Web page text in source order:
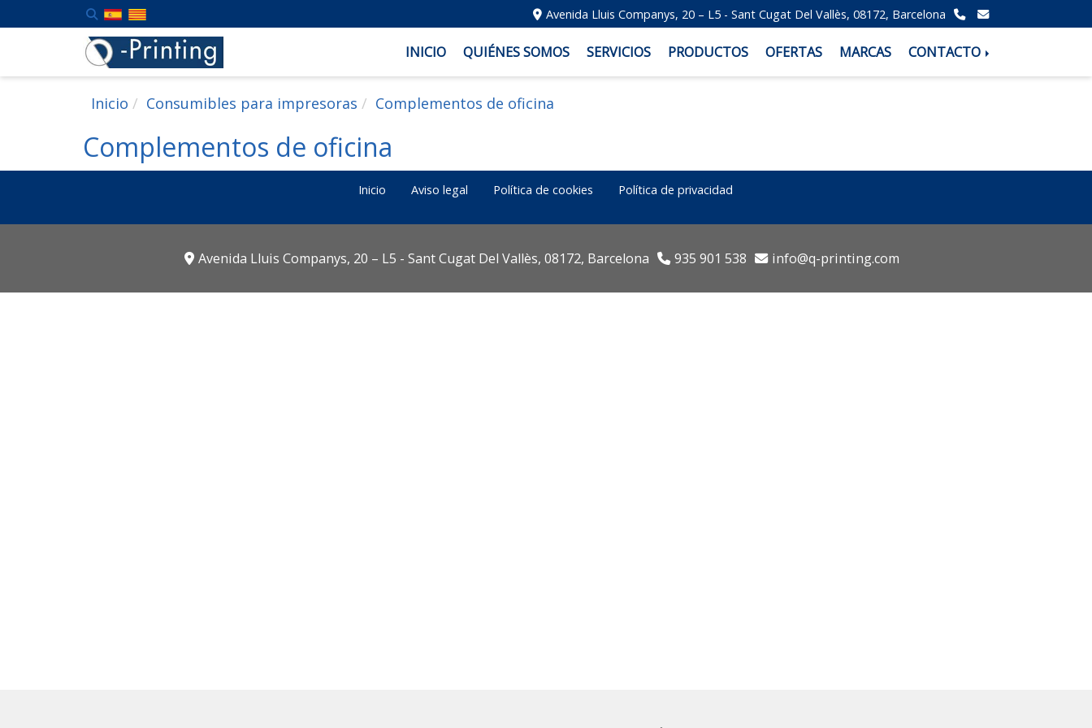
Avenida Lluis Companys, 20 – L5 - Sant Cugat Del Vallès, 08172, Barcelona
INICIO QUIÉNES SOMOS SERVICIOS PRODUCTOS OFERTAS MARCAS CONTACTO
Inicio Consumibles para impresoras Complementos de oficina
Complementos de oficina
Inicio Aviso legal Política de cookies Política de privacidad
Avenida Lluis Companys, 20 – L5 - Sant Cugat Del Vallès, 08172, Barcelona 935 901 538 info q-printing.com